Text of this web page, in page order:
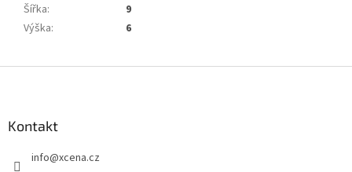
Šířka:
9
Výška: 6
Kontakt
info@xcena.cz